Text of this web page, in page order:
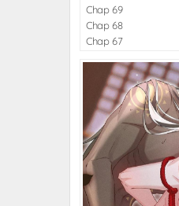
Chap 69
Chap 68
Chap 67